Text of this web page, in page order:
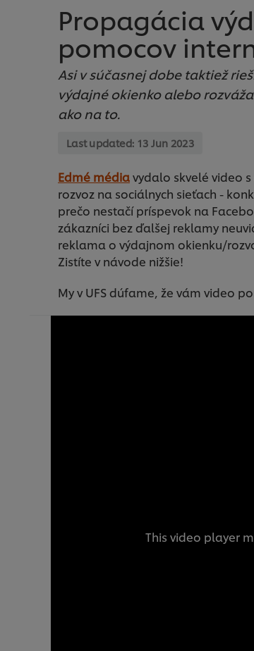
Propagácia
pomocov
Asi v súčasnej dobe taktiež
výdajné okienko alebo
ako na to.
Last updated: 13 Jun 2023
Edmé médiavydalo skvelé video
rozvoz na sociálnych sieťach -
prečo nestačí príspevok na
zákazníci bez ďalšej reklamy
reklama o výdajnom okienku/
Zistíte v návode nižšie!
My v UFS dúfame, že vám video
This video player